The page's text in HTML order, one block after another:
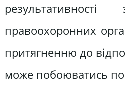
правоохоронних
притягненню до
може побоюватись